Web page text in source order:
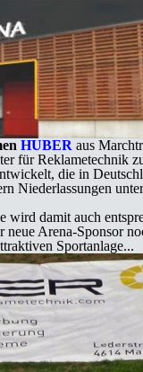
HUBER aus
für Reklametechnik
die in
Niederlassungen
wird damit auch
neue Arena-Sponsor
Sportanlage...